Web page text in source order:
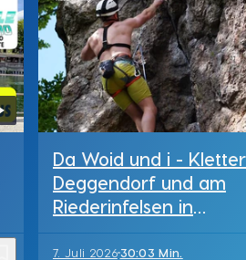
Da Woid und i -
Deggendorf und am
Riederinfelsen in
Bodenmais
7. Juli 202630:03 Min.